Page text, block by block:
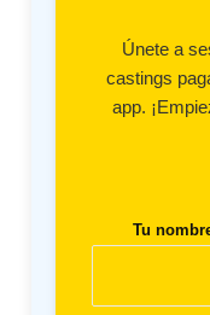
Únete a
castings
app.
Tu